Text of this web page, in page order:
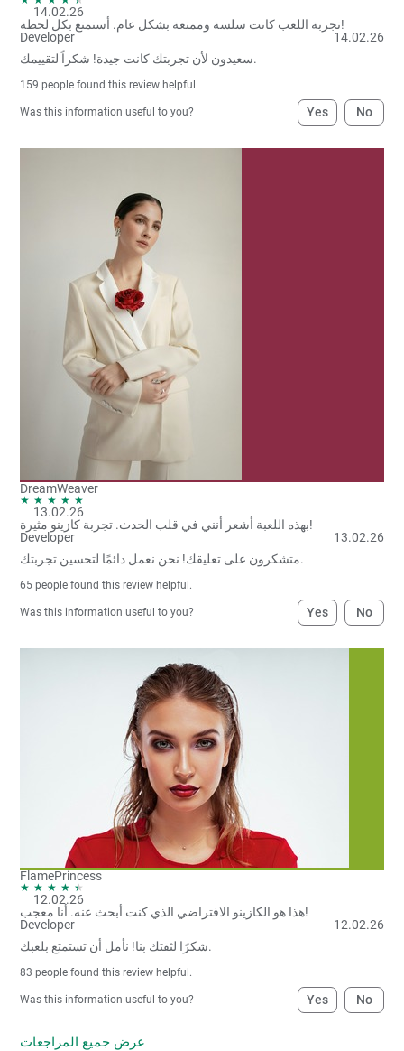
14.02.26
تجربة اللعب كانت سلسة وممتعة بشكل عام. أستمتع بكل لحظة!
Developer
14.02.26
سعيدون لأن تجربتك كانت جيدة! شكراً لتقييمك.
159 people found this review helpful.
Was this information useful to you? Yes No
DreamWeaver
13.02.26
بهذه اللعبة أشعر أنني في قلب الحدث. تجربة كازينو مثيرة!
Developer
13.02.26
متشكرون على تعليقك! نحن نعمل دائمًا لتحسين تجربتك.
65 people found this review helpful.
Was this information useful to you? Yes No
FlamePrincess
12.02.26
هذا هو الكازينو الافتراضي الذي كنت أبحث عنه. أنا معجب!
Developer
12.02.26
شكرًا لثقتك بنا! نأمل أن تستمتع بلعبك.
83 people found this review helpful.
Was this information useful to you? Yes No
عرض جميع المراجعات